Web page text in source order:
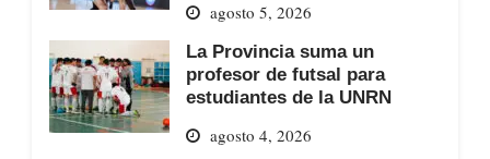
agosto 5, 2026
La Provincia suma un
profesor de futsal para
estudiantes de la UNRN
agosto 4, 2026